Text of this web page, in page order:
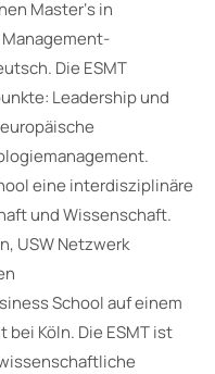
Master‘s in
Die ESMT
Leadership und
eine interdisziplinäre
und Wissenschaft.
USW Netzwerk
School auf einem
Köln. Die ESMT ist